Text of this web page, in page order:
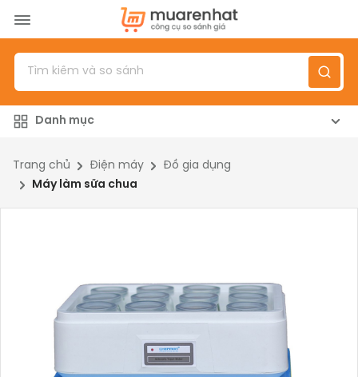
Menu
Sản phẩm
Đánh giá sản phẩm
Danh mục
Trang chủ Điện máy
Đồ gia dụng
Máy làm sữa chua